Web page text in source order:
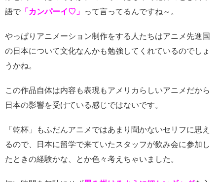
語で 「カンパーイ♡」 って言ってるんですね～。
やっぱりアニメーション制作をする人たちはアニメ先進国
の日本について文化なんかも勉強してくれているのでしょ
うかね。
この作品自体は内容も表現もアメリカらしいアニメだから
日本の影響を受けている感じではないです。
「乾杯」もふだんアニメではあまり聞かないセリフに思え
るので、日本に留学で来ていたスタッフが飲み会に参加し
たときの経験かな、とか色々考えちゃいました。